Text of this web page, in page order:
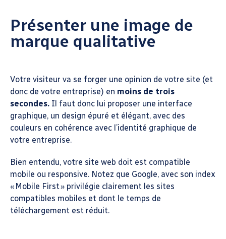
Présenter une image de
marque qualitative
Votre visiteur va se forger une opinion de votre site (et
donc de votre entreprise) en moins de trois
secondes. Il faut donc lui proposer une interface
graphique, un design épuré et élégant, avec des
couleurs en cohérence avec l’identité graphique de
votre entreprise.
Bien entendu, votre site web doit est compatible
mobile ou responsive. Notez que Google, avec son index
« Mobile First » privilégie clairement les sites
compatibles mobiles et dont le temps de
téléchargement est réduit.